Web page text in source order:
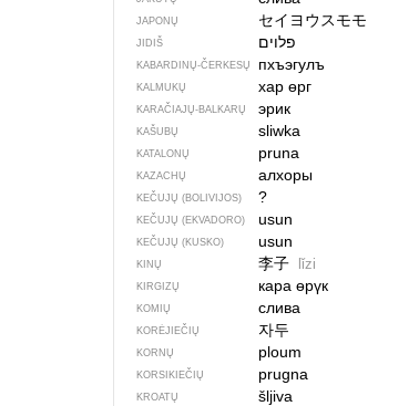
JAPONŲ セイヨウスモモ
JIDIŠ פלוים
KABARDINŲ-ČERKESŲ пхъэгулъ
KALMUKŲ хар өрг
KARAČIAJŲ-BALKARŲ эрик
KAŠUBŲ sliwka
KATALONŲ pruna
KAZACHŲ алхоры
KEČUJŲ (BOLIVIJOS) ?
KEČUJŲ (EKVADORO) usun
KEČUJŲ (KUSKO) usun
KINŲ 李子 lǐzi
KIRGIZŲ кара өрүк
KOMIŲ слива
KORĖJIEČIŲ 자두
KORNŲ ploum
KORSIKIEČIŲ prugna
KROATŲ šljiva